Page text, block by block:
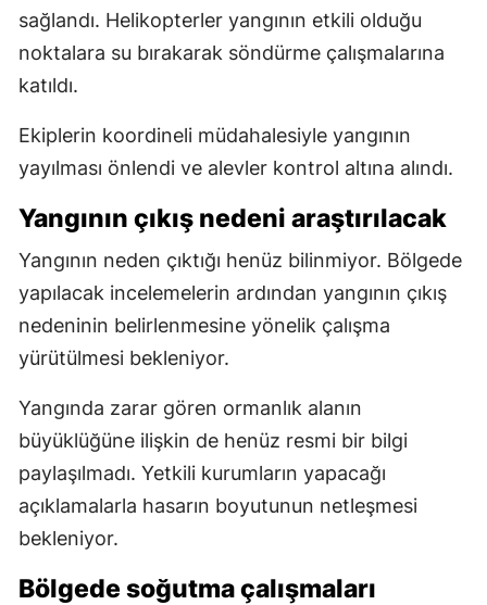
sağlandı. Helikopterler yangının etkili olduğu
noktalara su bırakarak söndürme çalışmalarına
katıldı.
Ekiplerin koordineli müdahalesiyle yangının
yayılması önlendi ve alevler kontrol altına alındı.
Yangının çıkış nedeni araştırılacak
Yangının neden çıktığı henüz bilinmiyor. Bölgede
yapılacak incelemelerin ardından yangının çıkış
nedeninin belirlenmesine yönelik çalışma
yürütülmesi bekleniyor.
Yangında zarar gören ormanlık alanın
büyüklüğüne ilişkin de henüz resmi bir bilgi
paylaşılmadı. Yetkili kurumların yapacağı
açıklamalarla hasarın boyutunun netleşmesi
bekleniyor.
Bölgede soğutma çalışmaları